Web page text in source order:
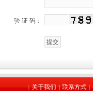
验 证 码：
|关于我们 |联系方式 |